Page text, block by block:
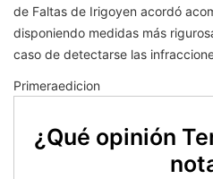
de Faltas de Irigoyen acordó
disponiendo medidas más
caso de detectarse las
Primeraedicion
¿Qué opinión